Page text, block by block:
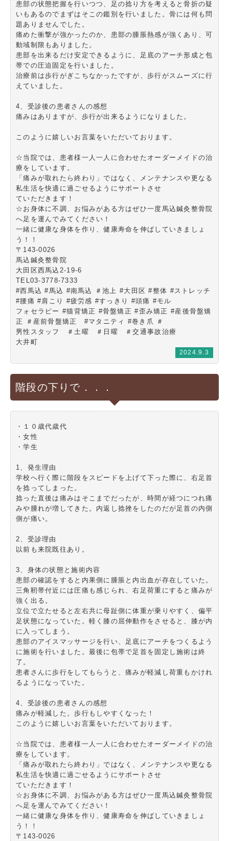
患部の状態把握を行いつつ、足の捻り方を考えると骨折の疑
いもあるのでまずはそこの鑑別を行いました。骨には何も問
題ありませんでした。
痛めた衝撃が強かったのか、患部の腫脹熱感が強くあり、可
動域制限もありました。
患部を出来るだけ安定できるように、足底のアーチ形成と包
帯での圧迫固定を行いました。
治療前は歩行がぎこちなかったですが、歩行がスムーズに行
えていました。
4、受診後の患者さんの感想
痛みはありますが、歩行が出来るようになりました。
このように嬉しいお言葉をいただいております。
☆当院では、患者様一人一人に合わせたオーダーメイドの治
療をしています。
「痛みが取れたら終わり」ではなく、メンテナンスや更なる
私生活を快適に過ごせるようにサポートさせ
ていただきます！
☆お身体に不調、お悩みがある方はぜひ一度馬込鍼灸整骨院
へ足を運んでみてください！
一緒に健康な身体を作り、健康寿命を伸ばしていきましょ
う！！
〒143-0026
馬込鍼灸整骨院
大田区西馬込2-19-6
TEL03-3778-7333
#西馬込 #馬込 #南馬込 ＃池上 #大田区 #整体 #ストレッチ
#腰痛 #肩こり #疲労感 #すっきり #頭痛 #モル
フォセラピー #猫背矯正 #骨盤矯正 #歪み矯正 #産後骨盤矯
正 ＃産前骨盤矯正 #マタニティ #巻き爪 ＃
男性スタッフ ＃土曜 ＃日曜 ＃交通事故治療
大井町
2024.9.3
階段の下りで．．．
・１０歳代歳代
・女性
・学生
1、発生理由
学校へ行く際に階段をスピードを上げて下った際に、右足首
を捻ってしまった。
捻った直後は痛みはそこまでだったが、時間が経つにつれ痛
みや腫れが増してきた。内返し捻挫をしたのだが足首の内側
側が痛い。
2、受診理由
以前も来院既往あり。
3、身体の状態と施術内容
患部の確認をすると内果側に腫脹と内出血が存在していた。
三角靭帯付近には圧痛も感じられ、右足荷重にすると痛みが
強く出る。
立位で立たせると左右共に母趾側に体重が乗りやすく、偏平
足状態になっていた。軽く膝の屈伸動作をさせると、膝が内
に入ってしまう。
患部のアイスマッサージを行い、足底にアーチをつくるよう
に施術を行いました。最後に包帯で足首を固定し施術は終
了。
患者さんに歩行をしてもらうと、痛みが軽減し荷重もかけれ
るようになっていた。
4、受診後の患者さんの感想
痛みが軽減した。歩行もしやすくなった！
このように嬉しいお言葉をいただいております。
☆当院では、患者様一人一人に合わせたオーダーメイドの治
療をしています。
「痛みが取れたら終わり」ではなく、メンテナンスや更なる
私生活を快適に過ごせるようにサポートさせ
ていただきます！
☆お身体に不調、お悩みがある方はぜひ一度馬込鍼灸整骨院
へ足を運んでみてください！
一緒に健康な身体を作り、健康寿命を伸ばしていきましょ
う！！
〒143-0026